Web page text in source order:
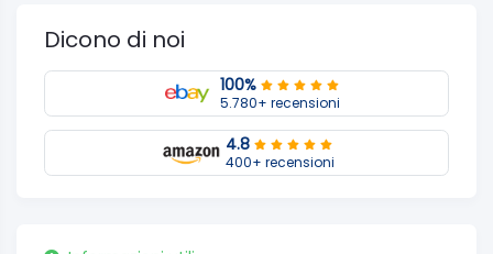
Dicono di noi
100%
5.780+ recensioni
4.8
400+ recensioni